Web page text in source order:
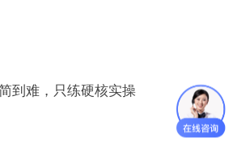
到难，只练硬核实操